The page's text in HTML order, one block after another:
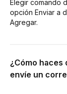
Elegir comando
opción Enviar a
Agregar.
¿Cómo haces
envíe un